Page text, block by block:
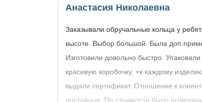
Анастасия Николаевна
Заказывали обручальные кольца у
высоте. Выбор большой. Была
Изготовили довольно быстро. Упаковали
красивую коробочку, +к каждому
выдали сертификат. Отношение к
достойное. По стоимости было